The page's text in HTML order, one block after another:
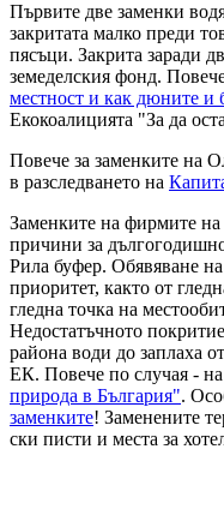
Първите две заменки
закритата малко преди
пясъци. Закрита заради
земеделския фонд.
местност и как дюните и
Екокоалицията "За да
Повече за заменките на
в разследването на
Заменките на фирмите
причини за
Рила буфер. Обявяване
приоритет, както от
гледна точка на
Недостатъчното
района води до заплаха
ЕК. Повече по случая -
природа в България".
заменките! Заменените
ски писти и места за